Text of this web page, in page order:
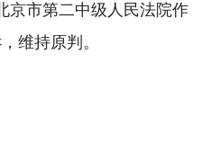
市第二中级人民法院作
维持原判。